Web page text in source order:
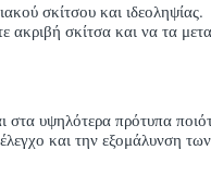
σκίτσου και ιδεοληψίας.
ακριβή σκίτσα και να τα
στα υψηλότερα πρότυπα
και την εξομάλυνση